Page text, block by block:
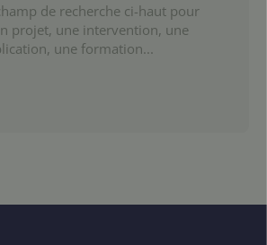
de recherche ci-haut pour
projet, une intervention, une
une formation...